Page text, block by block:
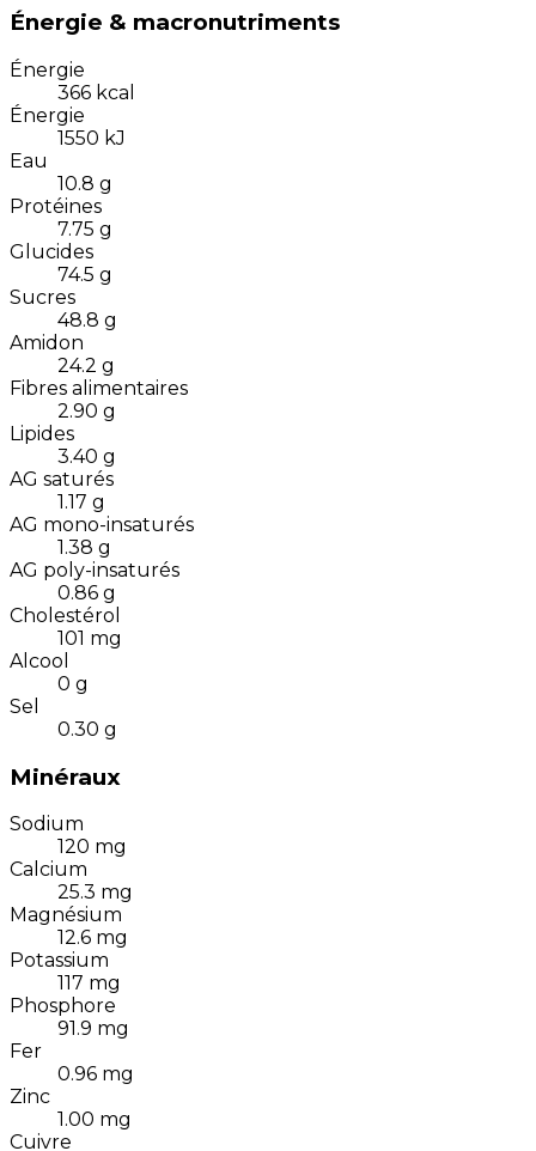
Énergie & macronutriments
Énergie
366 kcal
Énergie
1550 kJ
Eau
10.8 g
Protéines
7.75 g
Glucides
74.5 g
Sucres
48.8 g
Amidon
24.2 g
Fibres alimentaires
2.90 g
Lipides
3.40 g
AG saturés
1.17 g
AG mono-insaturés
1.38 g
AG poly-insaturés
0.86 g
Cholestérol
101 mg
Alcool
0 g
Sel
0.30 g
Minéraux
Sodium
120 mg
Calcium
25.3 mg
Magnésium
12.6 mg
Potassium
117 mg
Phosphore
91.9 mg
Fer
0.96 mg
Zinc
1.00 mg
Cuivre